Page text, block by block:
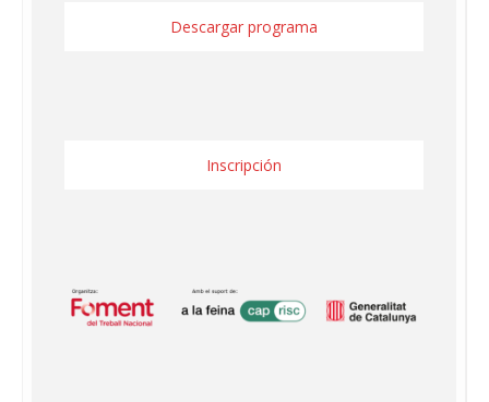
Descargar programa
Inscripción